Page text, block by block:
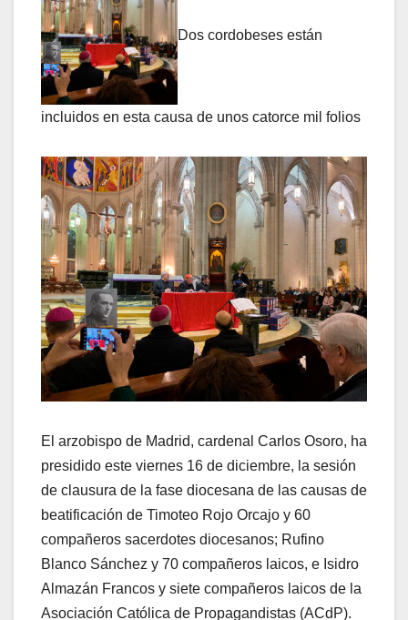
Dos cordobeses están
incluidos en esta causa de unos catorce mil folios
El arzobispo de Madrid, cardenal Carlos Osoro, ha
presidido este viernes 16 de diciembre, la sesión
de clausura de la fase diocesana de las causas de
beatificación de Timoteo Rojo Orcajo y 60
compañeros sacerdotes diocesanos; Rufino
Blanco Sánchez y 70 compañeros laicos, e Isidro
Almazán Francos y siete compañeros laicos de la
Asociación Católica de Propagandistas (ACdP).